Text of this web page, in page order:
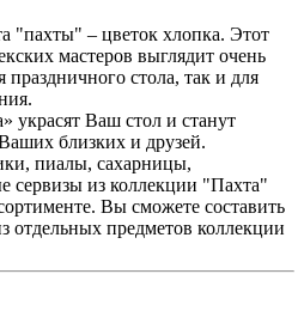
"пахты" – цветок хлопка. Этот
мастеров выглядит очень
стола, так и для
украсят Ваш стол и станут
близких и друзей.
пиалы, сахарницы,
из коллекции "Пахта"
Вы сможете составить
отдельных предметов коллекции